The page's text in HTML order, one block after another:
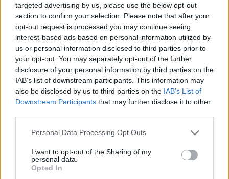
targeted advertising by us, please use the below opt-out
section to confirm your selection. Please note that after your
opt-out request is processed you may continue seeing
interest-based ads based on personal information utilized by
us or personal information disclosed to third parties prior to
your opt-out. You may separately opt-out of the further
disclosure of your personal information by third parties on the
IAB’s list of downstream participants. This information may
also be disclosed by us to third parties on the IAB’s List of
Downstream Participants that may further disclose it to other
Please note that this website/app uses one or more Google
not limited to your visit or usage behaviour. You may click to
grant or deny consent to Google and its third-party tags to
use your data for below specified purposes in below Google
Personal Data Processing Opt Outs
I want to opt-out of the Sharing of my
personal data.
Opted In